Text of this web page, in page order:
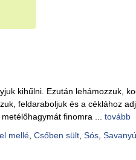
kihűlni. Ezután lehámozzuk,
feldaraboljuk és a céklához
finomra ... tovább
mellé, Csőben sült, Sós, Savanyú